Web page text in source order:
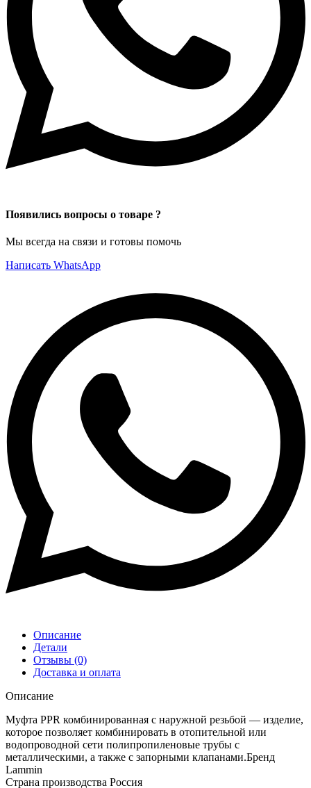
Появились вопросы о товаре ?
Мы всегда на связи и готовы помочь
Написать WhatsApp
Описание
Детали
Отзывы (0)
Доставка и оплата
Описание
Муфта PPR комбинированная с наружной резьбой — изделие,
которое позволяет комбинировать в отопительной или
водопроводной сети полипропиленовые трубы с
металлическими, а также с запорными клапанами.Бренд
Lammin
Страна производства Россия